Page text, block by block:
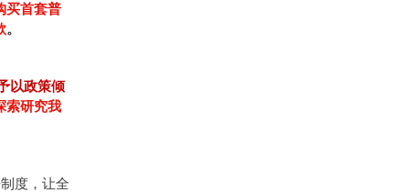
买首套普
。
以政策倾
索研究我
度，让全